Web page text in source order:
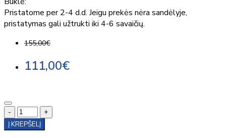
Pristatome per 2-4 d.d. Jeigu prekės nėra sandėlyje,
pristatymas gali užtrukti iki 4-6 savaičių.
155,00€
111,00€
-
+
Į KREPŠELĮ